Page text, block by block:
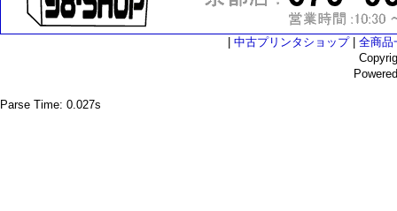
中古プリンタショップ| 全商品
Parse Time: 0.027s